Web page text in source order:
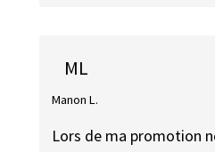
ML
Manon L.
Lors de ma promotion